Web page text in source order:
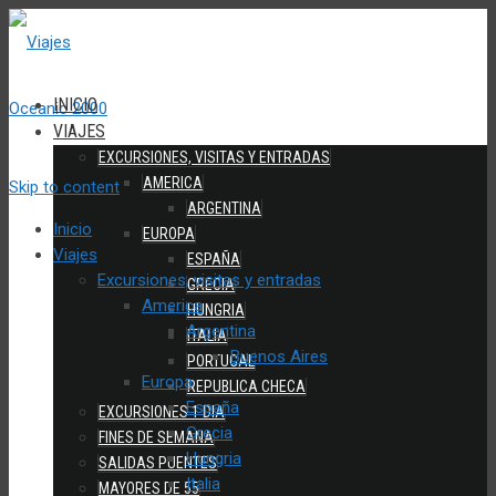
INICIO
VIAJES
EXCURSIONES, VISITAS Y ENTRADAS
AMERICA
ARGENTINA
EUROPA
ESPAÑA
GRECIA
HUNGRIA
ITALIA
PORTUGAL
REPUBLICA CHECA
EXCURSIONES 1 DIA
FINES DE SEMANA
SALIDAS PUENTES
MAYORES DE 55
Skip to content
Inicio
Viajes
Excursiones, visitas y entradas
America
Argentina
Buenos Aires
Europa
España
Grecia
Hungria
Italia